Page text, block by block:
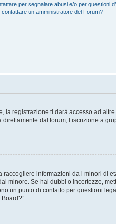
per segnalare abusi e/o per questioni
un amministratore del Forum?
registrazione ti darà accesso ad
dal forum, l’iscrizione a
informazioni da i minori di
minore. Se hai dubbi o incertezze,
un punto di contatto per questioni